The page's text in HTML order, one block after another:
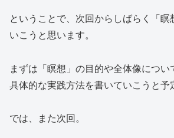
ということで、次回からしばらく「瞑
いこうと思います。
まずは「瞑想」の目的や全体像につい
具体的な実践方法を書いていこうと予
では、また次回。